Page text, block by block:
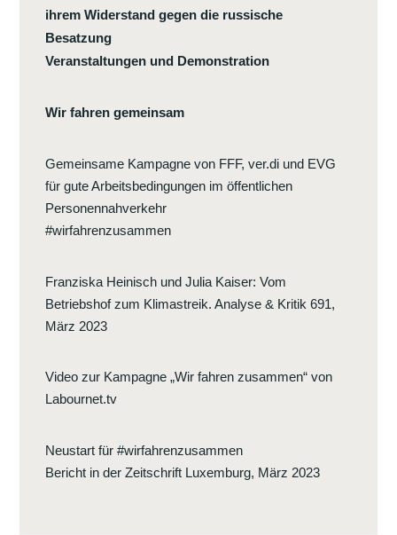
ihrem Widerstand gegen die russische
Besatzung
Veranstaltungen und Demonstration
Wir fahren gemeinsam
Gemeinsame Kampagne von FFF, ver.di und EVG
für gute Arbeitsbedingungen im öffentlichen
Personennahverkehr
#wirfahrenzusammen
Franziska Heinisch und Julia Kaiser:Vom
Betriebshof zum Klimastreik. Analyse & Kritik 691,
März 2023
Video zur Kampagne „Wir fahren zusammen“ von
Labournet.tv
Neustart für #wirfahrenzusammen
Bericht in der Zeitschrift Luxemburg, März 2023